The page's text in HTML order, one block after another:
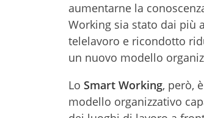
aumentarne la
Working sia stato dai più
telelavoro e ricondotto
un nuovo modello
Lo Smart Working, però,
modello organizzativo